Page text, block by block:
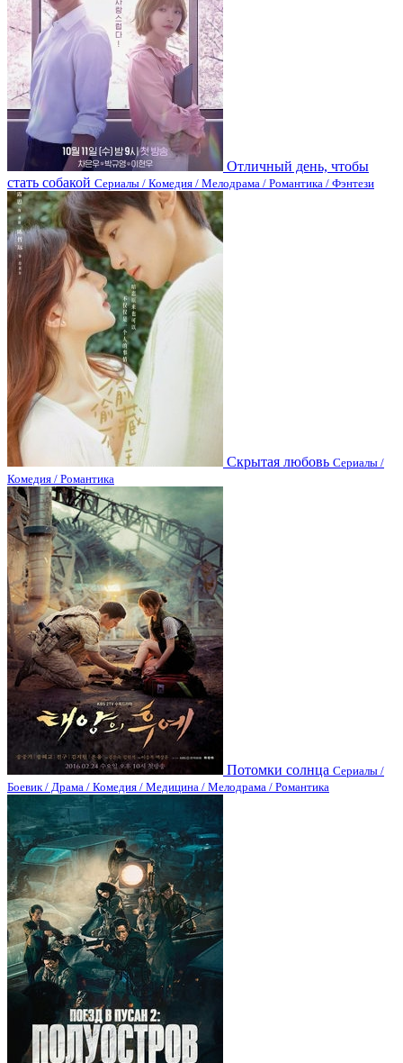
Отличный день, чтобы
стать собакой Сериалы / Комедия / Мелодрама / Романтика / Фэнтези
Скрытая любовь Сериалы /
Комедия / Романтика
Потомки солнца Сериалы /
Боевик / Драма / Комедия / Медицина / Мелодрама / Романтика